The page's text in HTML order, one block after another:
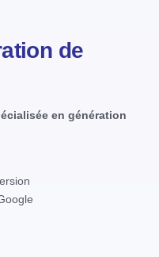
de
en génération